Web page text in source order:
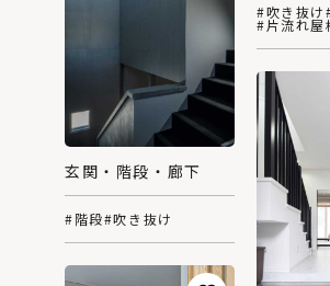
#吹き抜け
#片流れ屋
玄関・階段・廊下
#階段#吹き抜け